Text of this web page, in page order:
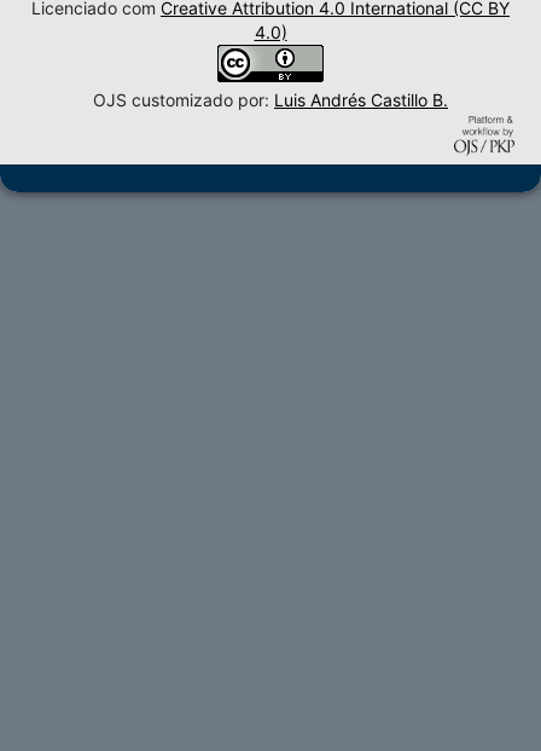
Licenciado com Creative Attribution 4.0 International (CC BY
4.0)
OJS customizado por: Luis Andrés Castillo B.